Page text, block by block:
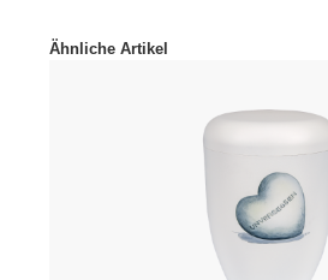
Produktgalerie überspringen
Ähnliche Artikel